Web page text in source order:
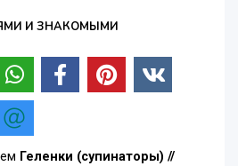
И ЗНАКОМЫМИ
Геленки (супинаторы) //